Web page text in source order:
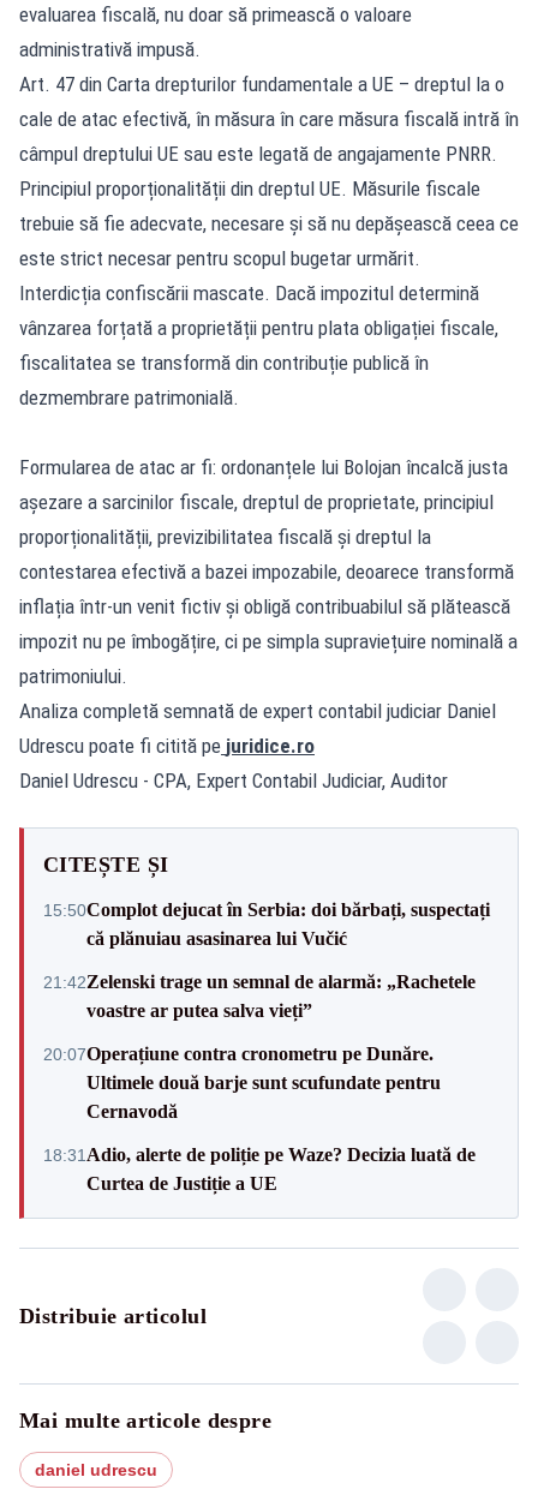
evaluarea fiscală, nu doar să primească o valoare
administrativă impusă.
Art. 47 din Carta drepturilor fundamentale a UE – dreptul la o
cale de atac efectivă, în măsura în care măsura fiscală intră în
câmpul dreptului UE sau este legată de angajamente PNRR.
Principiul proporționalității din dreptul UE. Măsurile fiscale
trebuie să fie adecvate, necesare și să nu depășească ceea ce
este strict necesar pentru scopul bugetar urmărit.
Interdicția confiscării mascate. Dacă impozitul determină
vânzarea forțată a proprietății pentru plata obligației fiscale,
fiscalitatea se transformă din contribuție publică în
dezmembrare patrimonială.
Formularea de atac ar fi: ordonanțele lui Bolojan încalcă justa
așezare a sarcinilor fiscale, dreptul de proprietate, principiul
proporționalității, previzibilitatea fiscală și dreptul la
contestarea efectivă a bazei impozabile, deoarece transformă
inflația într-un venit fictiv și obligă contribuabilul să plătească
impozit nu pe îmbogățire, ci pe simpla supraviețuire nominală a
patrimoniului.
Analiza completă semnată de expert contabil judiciar Daniel
Udrescu poate fi citită pe juridice.ro
Daniel Udrescu - CPA, Expert Contabil Judiciar, Auditor
CITEȘTE ȘI
15:50Complot dejucat în Serbia: doi bărbați, suspectați
că plănuiau asasinarea lui Vučić
21:42Zelenski trage un semnal de alarmă: „Rachetele
voastre ar putea salva vieți”
20:07Operațiune contra cronometru pe Dunăre.
Ultimele două barje sunt scufundate pentru
Cernavodă
18:31 Adio, alerte de poliție pe Waze? Decizia luată de
Curtea de Justiție a UE
Distribuie articolul
Mai multe articole despre
daniel udrescu